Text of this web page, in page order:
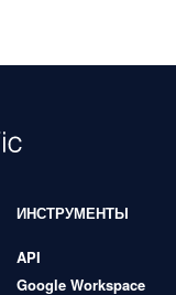
ИНСТРУМЕНТЫ
API
Google Workspace